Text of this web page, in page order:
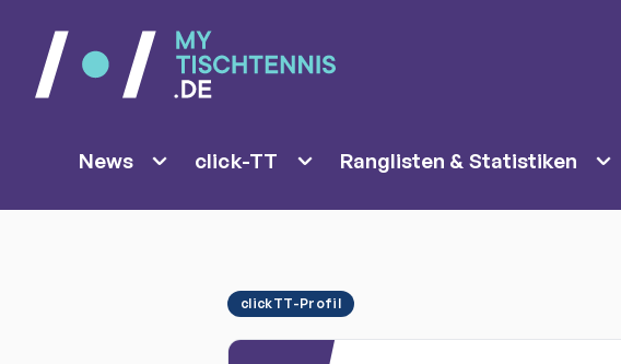
News click-TT Ranglisten & Statistiken
clickTT-Profil